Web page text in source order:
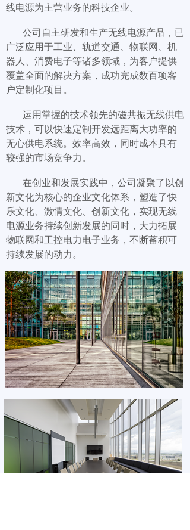
线电源为主营业务的科技企业。
公司自主研发和生产无线电源产品，已
广泛应用于工业、轨道交通、物联网、机
器人、消费电子等诸多领域，为客户提供
覆盖全面的解决方案，成功完成数百项客
户定制化项目。
运用掌握的技术领先的磁共振无线供电
技术，可以快速定制开发远距离大功率的
无心供电系统。效率高效，同时成本具有
较强的市场竞争力。
在创业和发展实践中，公司凝聚了以创
新文化为核心的企业文化体系，塑造了快
乐文化、激情文化、创新文化，实现无线
电源业务持续创新发展的同时，大力拓展
物联网和工控电力电子业务，不断蓄积可
持续发展的动力。